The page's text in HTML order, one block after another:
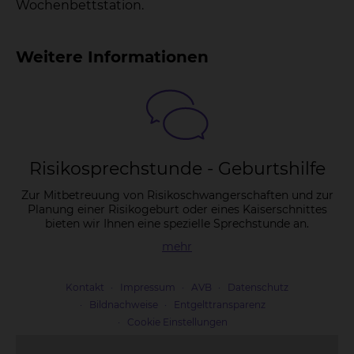
Wochenbettstation.
Weitere Informationen
Ri­si­ko­sprech­stun­de - Ge­burts­hil­fe
Zur Mitbetreuung von Risikoschwangerschaften und zur
Planung einer Risikogeburt oder eines Kaiserschnittes
bieten wir Ihnen eine spezielle Sprechstunde an.
mehr
Kontakt Impressum AVB
Datenschutz
Bildnachweise
Entgelttransparenz
Cookie Einstellungen